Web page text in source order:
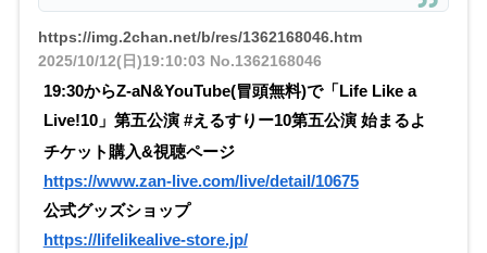
https://img.2chan.net/b/res/1362168046.htm
2025/10/12(日)19:10:03 No.1362168046
19:30からZ-aN&YouTube(冒頭無料)で「Life Like a
Live!10」第五公演 #えるすりー10第五公演 始まるよ
チケット購入&視聴ページ
https://www.zan-live.com/live/detail/10675
公式グッズショップ
https://lifelikealive-store.jp/